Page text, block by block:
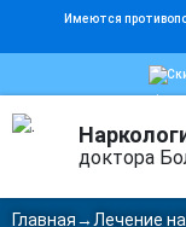
Имеются
доктора
Главная
Лечение